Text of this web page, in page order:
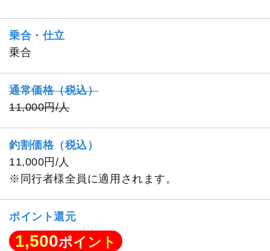
乗合・仕立
乗合
通常価格（税込）
11,000円/人
釣割価格（税込）
11,000円/人
※同行者様全員に適用されます。
ポイント還元
1,500ポイント